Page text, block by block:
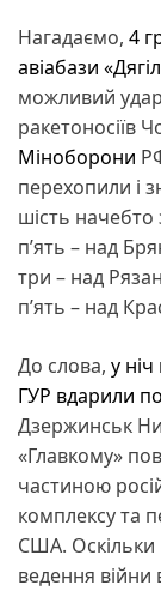
Нагадаємо, 4
авіабази
можливий
ракетоносіїв
Міноборони
перехопили і
шість
п’ять – над
три – над
п’ять – над
До слова, у
ГУР вдарили
Дзержинськ
«Главкому»
частиною
комплексу та
США. Оскільки
ведення війни